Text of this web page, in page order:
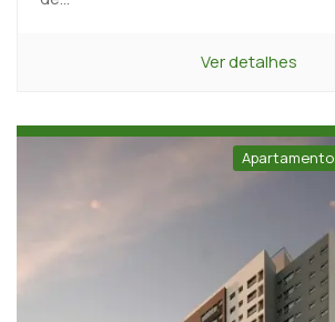
Ver detalhes
Apartamento